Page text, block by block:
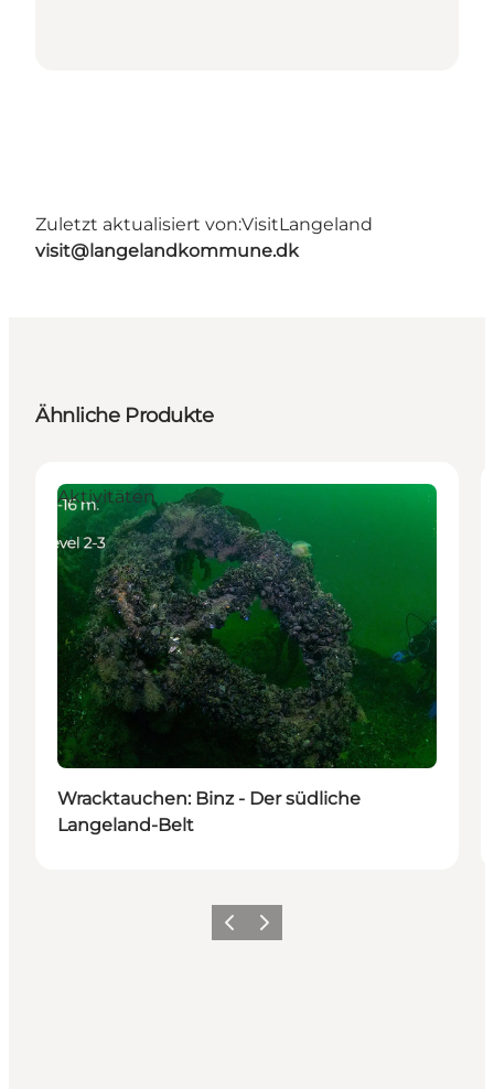
Zuletzt aktualisiert von:VisitLangeland
visit@langelandkommune.dk
Ähnliche Produkte
Aktivitäten
Wracktauchen: Binz - Der südliche
Langeland-Belt
ZurückWeiter